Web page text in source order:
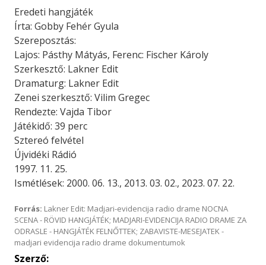
Eredeti hangjáték
Írta: Gobby Fehér Gyula
Szereposztás:
Lajos: Pásthy Mátyás, Ferenc: Fischer Károly
Szerkesztő: Lakner Edit
Dramaturg: Lakner Edit
Zenei szerkesztő: Vilim Gregec
Rendezte: Vajda Tibor
Játékidő: 39 perc
Sztereó felvétel
Újvidéki Rádió
1997. 11. 25.
Ismétlések: 2000. 06. 13., 2013. 03. 02., 2023. 07. 22.
Forrás: Lakner Edit: Madjari-evidencija radio drame NOCNA
SCENA - RÖVID HANGJÁTÉK; MADJARI-EVIDENCIJA RADIO DRAME ZA
ODRASLE - HANGJÁTÉK FELNŐTTEK; ZABAVISTE-MESEJATEK -
madjari evidencija radio drame dokumentumok
Szerző: